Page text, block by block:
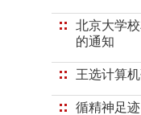
北京大学
的通知
王选计算
循精神足